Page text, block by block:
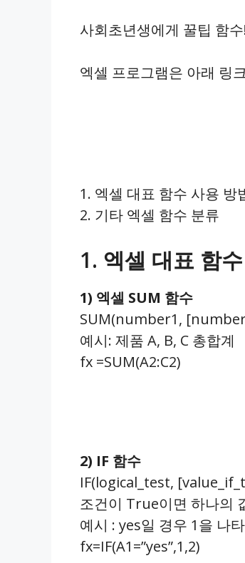
사회초년생에게 꿀팁 함
엑셀 프로그램은 아래 링
1. 엑셀 대표 함수 사용 방
2. 기타 엑셀 함수 분류
1. 엑셀 대표 함
1) 엑셀 SUM 함수
SUM(number1,
예시: 제품 A, B, C 총합계
fx =SUM(A2:C2)
2) IF 함수
IF(logical_test,
조건이 True이면 하나의
예시 : yes일 경우 1을 나
fx=IF(A1=”yes”,1,2)